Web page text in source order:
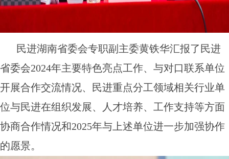
民进湖南省委会专职副主委黄铁华汇报了民进
省委会2024年主要特色亮点工作、与对口联系单位
开展合作交流情况、民进重点分工领域相关行业单
位与民进在组织发展、人才培养、工作支持等方面
协商合作情况和2025年与上述单位进一步加强协作
的愿景。